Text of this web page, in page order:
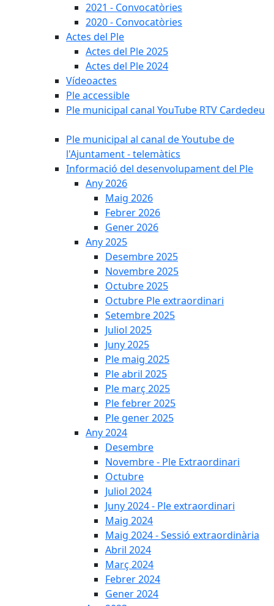
2021 - Convocatòries
2020 - Convocatòries
Actes del Ple
Actes del Ple 2025
Actes del Ple 2024
Vídeoactes
Ple accessible
Ple municipal canal YouTube RTV Cardedeu
Ple municipal al canal de Youtube de
l'Ajuntament - telemàtics
Informació del desenvolupament del Ple
Any 2026
Maig 2026
Febrer 2026
Gener 2026
Any 2025
Desembre 2025
Novembre 2025
Octubre 2025
Octubre Ple extraordinari
Setembre 2025
Juliol 2025
Juny 2025
Ple maig 2025
Ple abril 2025
Ple març 2025
Ple febrer 2025
Ple gener 2025
Any 2024
Desembre
Novembre - Ple Extraordinari
Octubre
Juliol 2024
Juny 2024 - Ple extraordinari
Maig 2024
Maig 2024 - Sessió extraordinària
Abril 2024
Març 2024
Febrer 2024
Gener 2024